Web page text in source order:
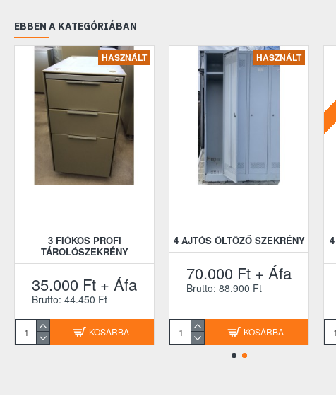
EBBEN A KATEGÓRIÁBAN
HASZNÁLT
3 FIÓKOS PROFI
TÁROLÓSZEKRÉNY
35.000 Ft + Áfa
Brutto: 44.450 Ft
KOSÁRBA
HASZNÁLT
4 AJTÓS ÖLTÖZŐ SZEKRÉNY
70.000 Ft + Áfa
Brutto: 88.900 Ft
KOSÁRBA